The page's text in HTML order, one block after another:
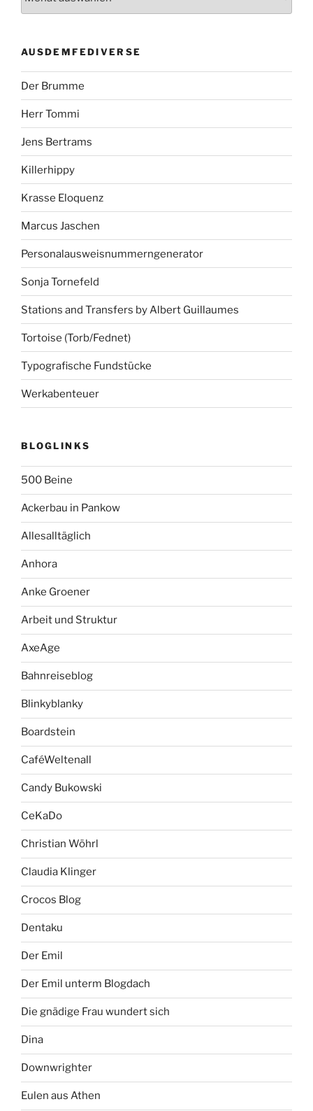
AUSDEMFEDIVERSE
Der Brumme
Herr Tommi
Jens Bertrams
Killerhippy
Krasse Eloquenz
Marcus Jaschen
Personalausweisnummerngenerator
Sonja Tornefeld
Stations and Transfers by Albert Guillaumes
Tortoise (Torb/Fednet)
Typografische Fundstücke
Werkabenteuer
BLOGLINKS
500 Beine
Ackerbau in Pankow
Allesalltäglich
Anhora
Anke Groener
Arbeit und Struktur
AxeAge
Bahnreiseblog
Blinkyblanky
Boardstein
CaféWeltenall
Candy Bukowski
CeKaDo
Christian Wöhrl
Claudia Klinger
Crocos Blog
Dentaku
Der Emil
Der Emil unterm Blogdach
Die gnädige Frau wundert sich
Dina
Downwrighter
Eulen aus Athen